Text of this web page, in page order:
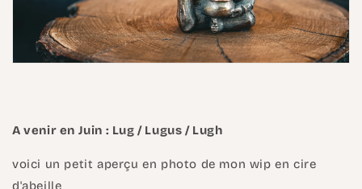
A venir en Juin : Lug / Lugus / Lugh
voici un petit aperçu en photo de mon wip en cire
d'abeille